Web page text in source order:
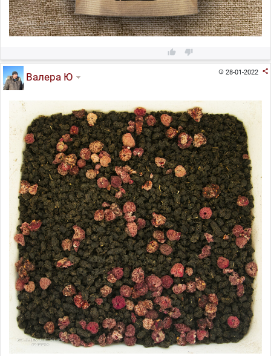
 
28-01-2022 
Валера Ю